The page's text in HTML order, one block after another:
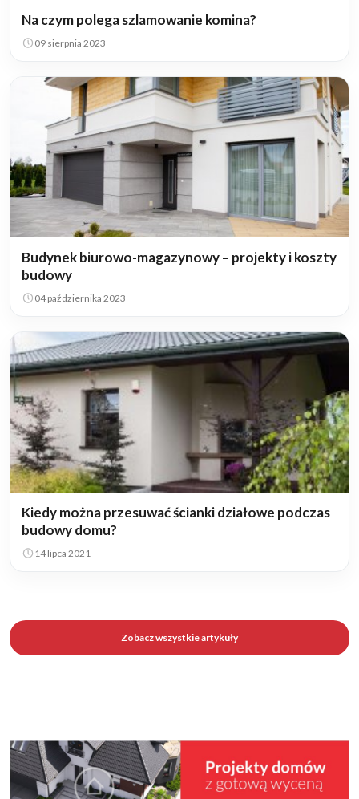
Na czym polega szlamowanie komina?
09 sierpnia 2023
Budynek biurowo-magazynowy – projekty i koszty
budowy
04 października 2023
Kiedy można przesuwać ścianki działowe podczas
budowy domu?
14 lipca 2021
Zobacz wszystkie artykuły